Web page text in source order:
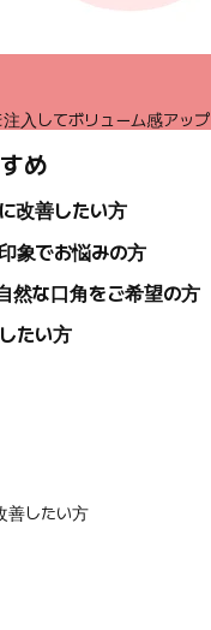
入してボリューム感アップ
め
改善したい方
象でお悩みの方
然な口角をご希望の方
たい方
善したい方